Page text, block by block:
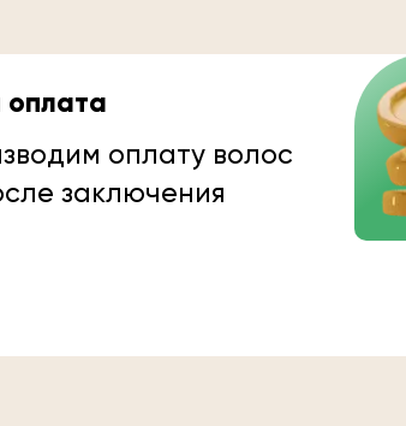
оплата
оплату волос
заключения